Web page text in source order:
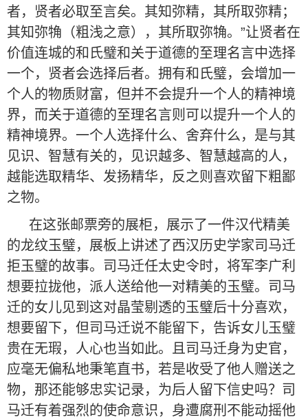
者，贤者必取至言矣。其知弥精，其所取弥精；
其知弥觕（粗浅之意），其所取弥觕。”让贤者在
价值连城的和氏璧和关于道德的至理名言中选择
一个，贤者会选择后者。拥有和氏璧，会增加一
个人的物质财富，但并不会提升一个人的精神境
界，而关于道德的至理名言则可以提升一个人的
精神境界。一个人选择什么、舍弃什么，是与其
见识、智慧有关的，见识越多、智慧越高的人，
越能选取精华、发扬精华，反之则喜欢留下粗鄙
之物。
在这张邮票旁的展柜，展示了一件汉代精美
的龙纹玉璧，展板上讲述了西汉历史学家司马迁
拒玉璧的故事。司马迁任太史令时，将军李广利
想要拉拢他，派人送给他一对精美的玉璧。司马
迁的女儿见到这对晶莹剔透的玉璧后十分喜欢，
想要留下，但司马迁说不能留下，告诉女儿玉璧
贵在无瑕，人心也当如此。且司马迁身为史官，
应毫无偏私地秉笔直书，若是收受了他人赠送之
物，那还能够忠实记录，为后人留下信史吗？司
马迁有着强烈的使命意识，身遭腐刑不能动摇他